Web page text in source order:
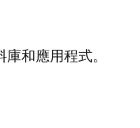
和應用程式。